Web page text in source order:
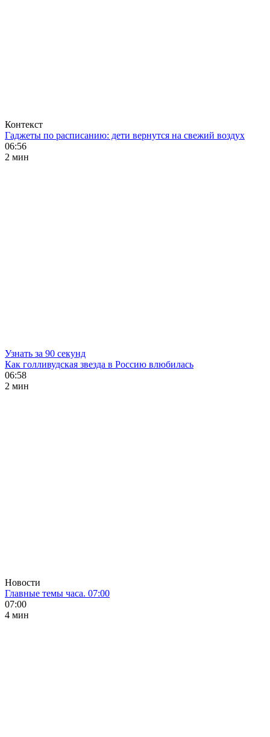
Контекст
Гаджеты по расписанию: дети вернутся на свежий воздух
06:56
2 мин
Узнать за 90 секунд
Как голливудская звезда в Россию влюбилась
06:58
2 мин
Новости
Главные темы часа. 07:00
07:00
4 мин